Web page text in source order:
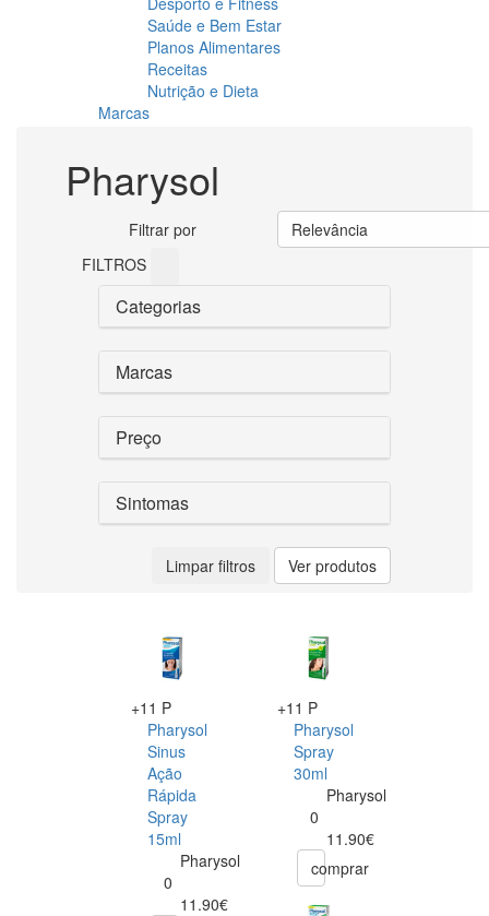
Saúde e Bem Estar
Planos Alimentares
Receitas
Nutrição e Dieta
Marcas
Pharysol
Filtrar por
Relevância
FILTROS
Categorias
Marcas
Preço
Sintomas
Limpar filtros Ver produtos
+11 P
Pharysol
Sinus
Ação
Rápida
Spray
15ml
Pharysol
0
11.90€
+11 P
Pharysol
Spray
30ml
Pharysol
0
11.90€
comprar